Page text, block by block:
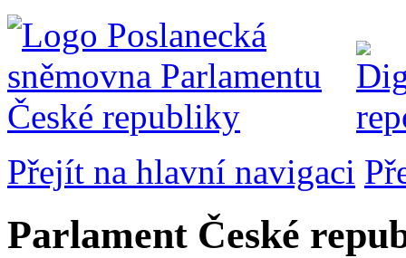
Přejít na hlavní navigaci
Parlament České